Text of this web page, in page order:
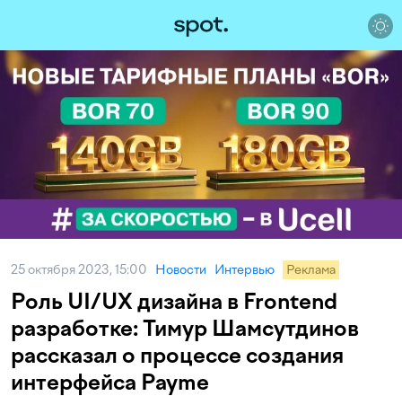
25 октября 2023, 15:00 Новости Интервью Реклама
Роль UI/UX дизайна в Frontend
разработке: Тимур Шамсутдинов
рассказал о процессе создания
интерфейса Payme